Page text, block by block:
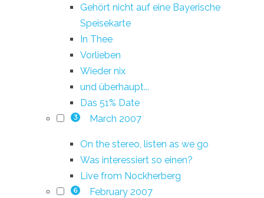
Gehört nicht auf eine Bayerische
Speisekarte
In Thee
Vorlieben
Wieder nix
und überhaupt...
Das 51% Date
3 March 2007
On the stereo, listen as we go
Was interessiert so einen?
Live from Nockherberg
6 February 2007